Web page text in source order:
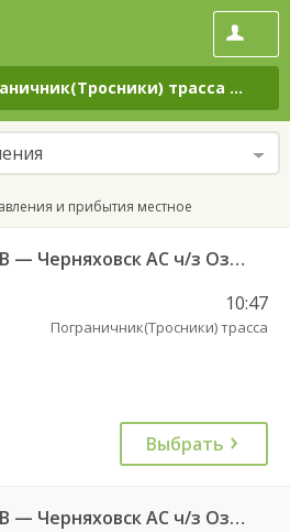
трасса на
и прибытия местное
567А Калининград АВ — Черняховск АС ч/з Озерки п., Правдинск КДП, Железнодорожный КДП
10:47
Пограничник(Тросники) трасса
Выбрать
567А Калининград АВ — Черняховск АС ч/з Озерки п., Правдинск КДП, Железнодорожный КДП